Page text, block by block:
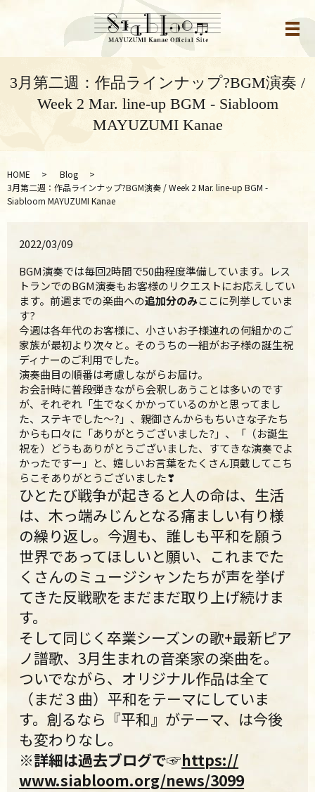
メ
3月第二週：作品ラインナップ?BGM演奏 /
Week 2 Mar. line-up BGM - Siabloom
MAYUZUMI Kanae
HOME
Blog
3月第二週：作品ラインナップ?BGM演奏 / Week 2 Mar. line-up BGM -
Siabloom MAYUZUMI Kanae
2022/03/09
BGM演奏では毎回2時間で50曲程度準備しています。 レス
トランでのBGM演奏もお客様のリクエストにお応えしてい
ます。前週までの楽曲への追加分のみここに列挙していま
す?
今週は各年代のお客様に、小さいお子様連れの何組かのご
家族が最初より次々と。そのうちの一組がお子様の誕生祝
ディナーのご利用でした。
演奏曲目の順番は考慮しながらお届け。
お会計時に普段弾きながら会釈しあうことは多いのです
が、それぞれ「生でなくかかっているのかと思ってまし
た、ステキでした～?」、親御さんからもちいさな子たち
からも口々に「ありがとうございました?」、「（お誕生
祝を）どうもありがとうございました、すてきな演奏でよ
かったですー」と、嬉しいお言葉をたくさん頂戴してこち
らこそありがとうございました❣
ひとたび戦争が起きると人の命は、生活
は、木っ端みじんとなる痛ましい有り様
の繰り返し。今週も、誰しも平和を願う
世界であってほしいと願い、これまでた
くさんのミュージシャンたちが声を挙げ
てきた反戦歌をまだまだ取り上げ続けま
す。
そして同じく卒業シーズンの歌+最新ピア
ノ譜歌、3月生まれの音楽家の楽曲を。
ついでながら、オリジナル作品は全て
（まだ３曲）平和をテーマにしていま
す。創るなら『平和』がテーマ、は今後
も変わりなし。
※詳細は過去ブログで☞https://
www.siabloom.org/news/3099